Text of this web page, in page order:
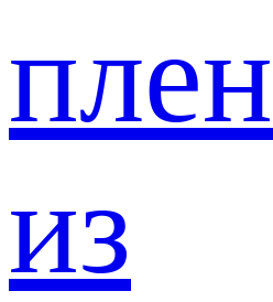
из